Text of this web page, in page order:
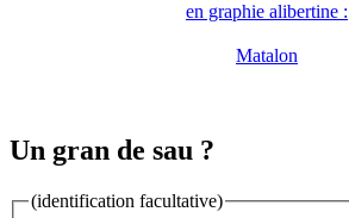
en graphie alibertine :
Matalon
Un gran de sau ?
(identification facultative)